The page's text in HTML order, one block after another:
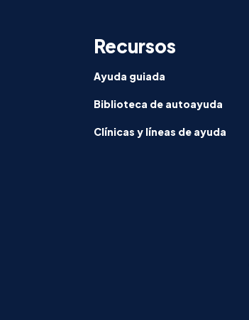
Recursos
Ayuda guiada
Biblioteca de autoayuda
Clínicas y líneas de ayuda